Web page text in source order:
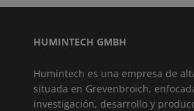
HUMINTECH GMBH
Humintech es una empresa de
situada en Grevenbroich,
investigación, desarrollo y